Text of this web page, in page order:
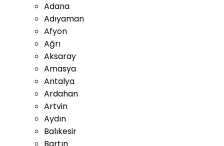
Adana
Adıyaman
Afyon
Ağrı
Aksaray
Amasya
Antalya
Ardahan
Artvin
Aydın
Balıkesir